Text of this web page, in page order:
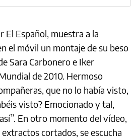
El Español, muestra a la
el móvil un montaje de su beso
Sara Carboneroe Iker
de 2010. Hermoso
que no lo había visto,
visto? Emocionado y tal,
En otro momento del vídeo,
cortados, se escucha